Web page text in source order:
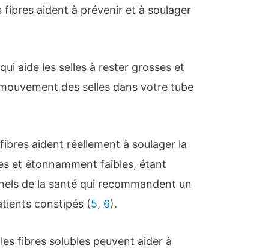
aident à prévenir et à soulager
aide les selles à rester grosses et
des selles dans votre tube
aident réellement à soulager la
et étonnamment faibles, étant
de la santé qui recommandent un
constipés (5, 6).
fibres solubles peuvent aider à